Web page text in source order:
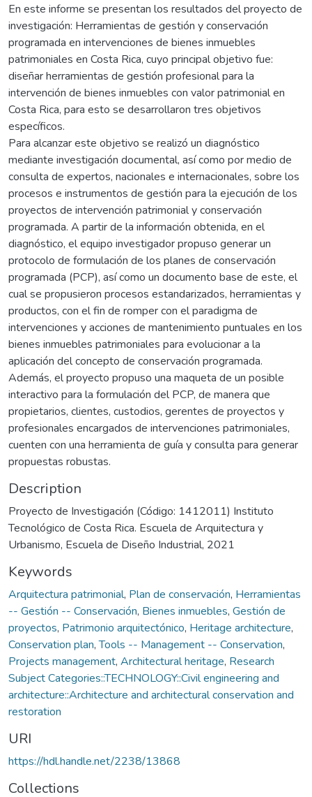
En este informe se presentan los resultados del proyecto de
investigación: Herramientas de gestión y conservación
programada en intervenciones de bienes inmuebles
patrimoniales en Costa Rica, cuyo principal objetivo fue:
diseñar herramientas de gestión profesional para la
intervención de bienes inmuebles con valor patrimonial en
Costa Rica, para esto se desarrollaron tres objetivos
específicos.
Para alcanzar este objetivo se realizó un diagnóstico
mediante investigación documental, así como por medio de
consulta de expertos, nacionales e internacionales, sobre los
procesos e instrumentos de gestión para la ejecución de los
proyectos de intervención patrimonial y conservación
programada. A partir de la información obtenida, en el
diagnóstico, el equipo investigador propuso generar un
protocolo de formulación de los planes de conservación
programada (PCP), así como un documento base de este, el
cual se propusieron procesos estandarizados, herramientas y
productos, con el fin de romper con el paradigma de
intervenciones y acciones de mantenimiento puntuales en los
bienes inmuebles patrimoniales para evolucionar a la
aplicación del concepto de conservación programada.
Además, el proyecto propuso una maqueta de un posible
interactivo para la formulación del PCP, de manera que
propietarios, clientes, custodios, gerentes de proyectos y
profesionales encargados de intervenciones patrimoniales,
cuenten con una herramienta de guía y consulta para generar
propuestas robustas.
Description
Proyecto de Investigación (Código: 1412011) Instituto
Tecnológico de Costa Rica. Escuela de Arquitectura y
Urbanismo, Escuela de Diseño Industrial, 2021
Keywords
Arquitectura patrimonial, Plan de conservación, Herramientas
-- Gestión -- Conservación, Bienes inmuebles, Gestión de
proyectos, Patrimonio arquitectónico, Heritage architecture,
Conservation plan,Tools -- Management -- Conservation,
Projects management, Architectural heritage, Research
Subject Categories::TECHNOLOGY::Civil engineering and
architecture::Architecture and architectural conservation and
restoration
URI
https://hdl.handle.net/2238/13868
Collections